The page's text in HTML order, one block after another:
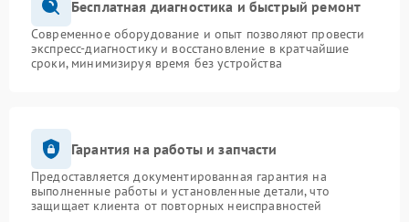
Бесплатная диагностика и быстрый ремонт
Современное оборудование и опыт позволяют провести
экспресс-диагностику и восстановление в кратчайшие
сроки, минимизируя время без устройства
Гарантия на работы и запчасти
Предоставляется документированная гарантия на
выполненные работы и установленные детали, что
защищает клиента от повторных неисправностей